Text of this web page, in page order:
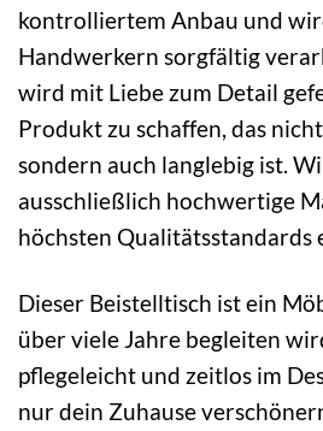
kontrolliertem Anbau und
Handwerkern sorgfältig
wird mit Liebe zum Detail
Produkt zu schaffen, das
sondern auch langlebig ist.
ausschließlich hochwertige
höchsten Qualitätsstandards
Dieser Beistelltisch ist ein
über viele Jahre begleiten
pflegeleicht und zeitlos im
nur dein Zuhause